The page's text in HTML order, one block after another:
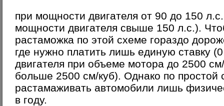
при мощности двигателя от 90 до 150
мощности двигателя свыше 150 л.с.).
растаможка по этой схеме гораздо
где нужно платить лишь единую ставку
двигателя при объеме мотора до 2500
больше 2500 см/куб). Однако по простой
растамаживать автомобили лишь
в году.